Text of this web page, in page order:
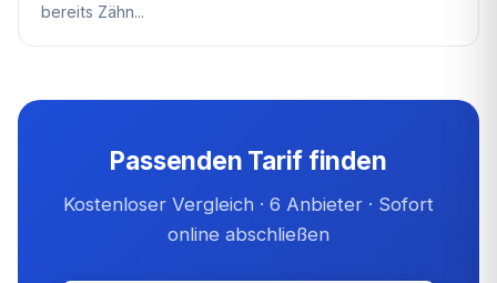
bereits Zähn...
Passenden Tarif finden
Kostenloser Vergleich · 6 Anbieter · Sofort
online abschließen